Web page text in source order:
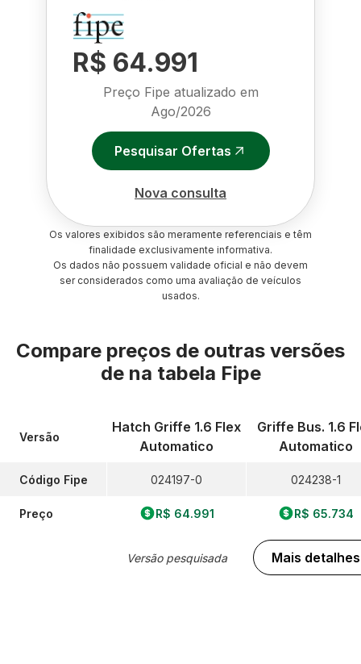
R$ 64.991
Preço Fipe atualizado em
Ago/2026
Pesquisar Ofertas
Nova consulta
Os valores exibidos são meramente referenciais e têm
finalidade exclusivamente informativa.
Os dados não possuem validade oficial e não devem
ser considerados como uma avaliação de veículos
usados.
Compare preços de outras versões
de na tabela Fipe
Versão
Código Fipe
Preço
Hatch Griffe 1.6 Flex
Automatico
024197-0
R$ 64.991
Versão pesquisada
Griffe Bus. 1.6
Automatico
024238-1
R$ 65.734
Mais detalhes